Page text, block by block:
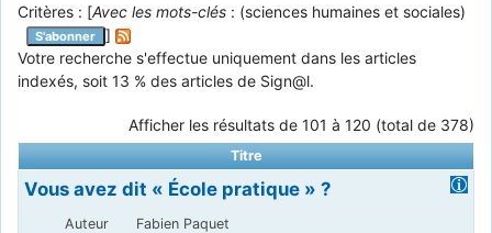
Critères : [Avec les mots-clés : (sciences humaines et sociales)
S'abonner
]
Votre recherche s'effectue uniquement dans les articles
indexés, soit 13 % des articles de Sign@l.
Afficher les résultats de 101 à 120 (total de 378)
Titre
Vous avez dit « École pratique » ?
Fabien Paquet